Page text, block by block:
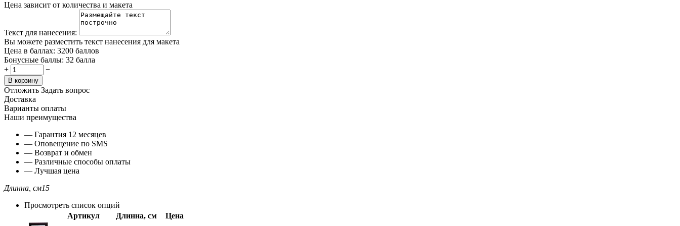
Цена зависит от количества и макета
Текст для нанесения:
Вы можете разместить текст нанесения для макета
Цена в баллах: 3200 баллов
Бонусные баллы: 32 балла
+
−
В корзину
Отложить Задать вопрос
Доставка
Варианты оплаты
Наши преимущества
— Гарантия 12 месяцев
— Оповещение по SMS
— Возврат и обмен
— Различные способы оплаты
— Лучшая цена
Длинна, см15
Просмотреть список опций
Артикул
Длинна, см Цена